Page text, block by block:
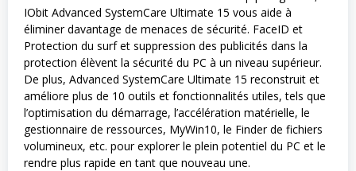
IObit Advanced SystemCare Ultimate 15 vous aide à
éliminer davantage de menaces de sécurité. FaceID et
Protection du surf et suppression des publicités dans la
protection élèvent la sécurité du PC à un niveau supérieur.
De plus, Advanced SystemCare Ultimate 15 reconstruit et
améliore plus de 10 outils et fonctionnalités utiles, tels que
l’optimisation du démarrage, l’accélération matérielle, le
gestionnaire de ressources, MyWin10, le Finder de fichiers
volumineux, etc. pour explorer le plein potentiel du PC et le
rendre plus rapide en tant que nouveau une.